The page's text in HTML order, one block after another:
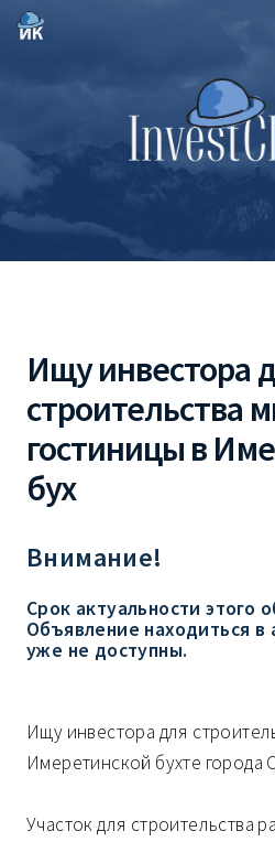
Ищу инвестора
строительства
гостиницы в
бух
Внимание!
Срок актуальности этого
Объявление находиться в
уже не доступны.
Ищу инвестора для
Имеретинской бухте города
Участок для строительства